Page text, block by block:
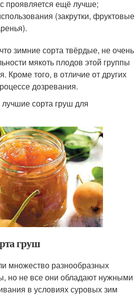
проявляется ещё лучше;
(закрутки, фруктовые
зимние сорта твёрдые, не очень
мякоть плодов этой группы
Кроме того, в отличие от других
дозревания.
сорта груш для
груш
множество разнообразных
но не все они обладают нужными
в условиях суровых зим